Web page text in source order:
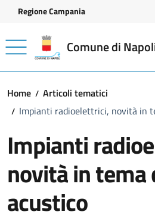
Vai ai contenuti
Vai al footer
Regione Campania
Comune di
Home
Articoli tematici
Impianti radioelettrici, novità in
Impianti
novità in
acustico